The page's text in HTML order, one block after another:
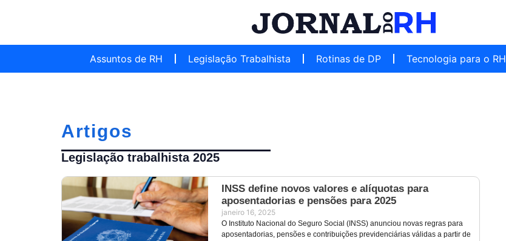
Assuntos de RH Legislação Trabalhista Rotinas de DP Tecnologia para o RH
Artigos
Legislação trabalhista 2025
INSS define novos valores e alíquotas para
aposentadorias e pensões para 2025
janeiro 16, 2025
O Instituto Nacional do Seguro Social (INSS) anunciou novas regras para
aposentadorias, pensões e contribuições previdenciárias válidas a partir de